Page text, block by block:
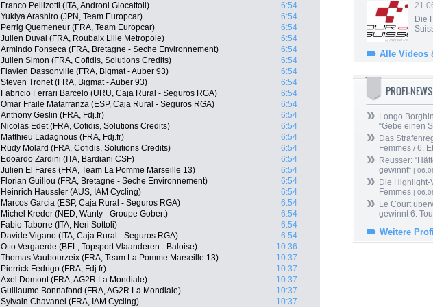
Franco Pellizotti (ITA, Androni Giocattoli)
6:54
Yukiya Arashiro (JPN, Team Europcar)
6:54
Perrig Quemeneur (FRA, Team Europcar)
6:54
Julien Duval (FRA, Roubaix Lille Metropole)
6:54
Armindo Fonseca (FRA, Bretagne - Seche Environnement)
6:54
Julien Simon (FRA, Cofidis, Solutions Credits)
6:54
Flavien Dassonville (FRA, Bigmat - Auber 93)
6:54
Steven Tronet (FRA, Bigmat - Auber 93)
6:54
Fabricio Ferrari Barcelo (URU, Caja Rural - Seguros RGA)
6:54
Omar Fraile Matarranza (ESP, Caja Rural - Seguros RGA)
6:54
Anthony Geslin (FRA, Fdj.fr)
6:54
Nicolas Edet (FRA, Cofidis, Solutions Credits)
6:54
Matthieu Ladagnous (FRA, Fdj.fr)
6:54
Rudy Molard (FRA, Cofidis, Solutions Credits)
6:54
Edoardo Zardini (ITA, Bardiani CSF)
6:54
Julien El Fares (FRA, Team La Pomme Marseille 13)
6:54
Florian Guillou (FRA, Bretagne - Seche Environnement)
6:54
Heinrich Haussler (AUS, IAM Cycling)
6:54
Marcos Garcia (ESP, Caja Rural - Seguros RGA)
6:54
Michel Kreder (NED, Wanty - Groupe Gobert)
6:54
Fabio Taborre (ITA, Neri Sottoli)
6:54
Davide Vigano (ITA, Caja Rural - Seguros RGA)
6:54
Otto Vergaerde (BEL, Topsport Vlaanderen - Baloise)
10:36
Thomas Vaubourzeix (FRA, Team La Pomme Marseille 13)
10:37
Pierrick Fedrigo (FRA, Fdj.fr)
10:37
Axel Domont (FRA, AG2R La Mondiale)
10:37
Guillaume Bonnafond (FRA, AG2R La Mondiale)
10:37
Sylvain Chavanel (FRA, IAM Cycling)
10:37
Die
Alle Videos
PROFI-NEWS
Longo
“Gebe einen
Das
Femmes / 6.
Reusser:
gewinnt“ |
Die Highlight-
Femmes |
Le Court
gewinnt 6.
Weitere